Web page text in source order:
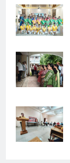
164
165
166